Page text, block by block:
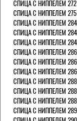
СПИЦА С НИППЕЛЕМ
СПИЦА С НИППЕЛЕМ
СПИЦА С НИППЕЛЕМ
СПИЦА С НИППЕЛЕМ
СПИЦА С НИППЕЛЕМ
СПИЦА С НИППЕЛЕМ
СПИЦА С НИППЕЛЕМ
СПИЦА С НИППЕЛЕМ
СПИЦА С НИППЕЛЕМ
СПИЦА С НИППЕЛЕМ
СПИЦА С НИППЕЛЕМ
СПИЦА С НИППЕЛЕМ